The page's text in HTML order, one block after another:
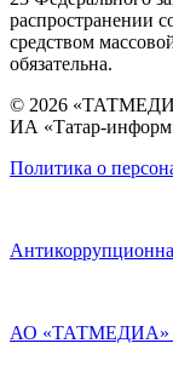
распространении
средством
обязательна.
© 2026
ИА «Татар-
Политика о
АО «ТАТМЕДИА»